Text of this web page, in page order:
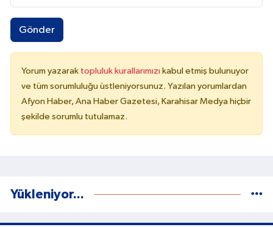
Gönder
Yorum yazarak topluluk kurallarımızı kabul etmiş bulunuyor
ve tüm sorumluluğu üstleniyorsunuz. Yazılan yorumlardan
Afyon Haber, Ana Haber Gazetesi, Karahisar Medya hiçbir
şekilde sorumlu tutulamaz.
Yükleniyor...